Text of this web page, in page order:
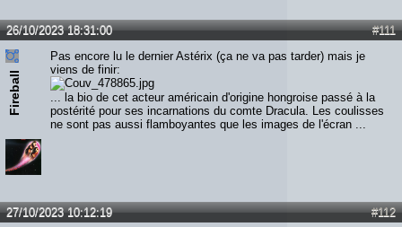
#111
26/10/2023 18:31:00
Fireball
Pas encore lu le dernier Astérix (ça ne va pas tarder) mais je
viens de finir:
... la bio de cet acteur américain d'origine hongroise passé à la
postérité pour ses incarnations du comte Dracula. Les coulisses
ne sont pas aussi flamboyantes que les images de l'écran ...
#112
27/10/2023 10:12:19